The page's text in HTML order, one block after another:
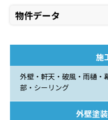
物件データ
施
外壁・軒天・破風・雨樋・
部・シーリング
外壁塗